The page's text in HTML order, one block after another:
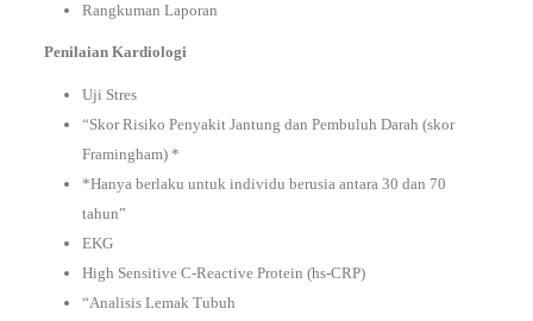
Rangkuman Laporan
Penilaian Kardiologi
Uji Stres
“Skor Risiko Penyakit Jantung dan Pembuluh Darah (skor
Framingham) *
*Hanya berlaku untuk individu berusia antara 30 dan 70
tahun”
EKG
High Sensitive C-Reactive Protein (hs-CRP)
“Analisis Lemak Tubuh